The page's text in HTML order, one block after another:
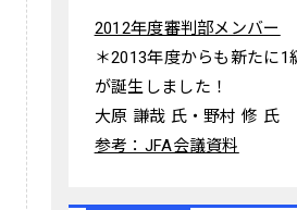
2012年度審判部メンバー
＊2013年度からも新たに1
が誕生しました！
大原 謙哉 氏・野村 修 氏
参考：JFA会議資料